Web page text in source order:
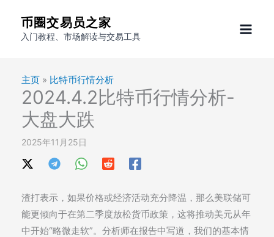
币圈交易员之家
入门教程、市场解读与交易工具
主页 » 比特币行情分析
2024.4.2比特币行情分析-
大盘大跌
2025年11月25日
渣打表示，如果价格或经济活动充分降温，那么美联储可
能更倾向于在第二季度放松货币政策，这将推动美元从年
中开始“略微走软”。分析师在报告中写道，我们的基本情